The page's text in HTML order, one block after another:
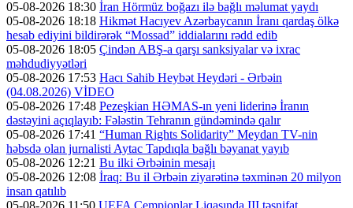
05-08-2026 18:30 İran Hörmüz boğazı ilə bağlı məlumat yaydı
05-08-2026 18:18 Hikmət Hacıyev Azərbaycanın İranı qardaş ölkə
hesab ediyini bildirərək “Mossad” iddialarını rədd edib
05-08-2026 18:05 Çindən ABŞ-a qarşı sanksiyalar və ixrac
məhdudiyyətləri
05-08-2026 17:53 Hacı Sahib Heybət Heydəri - Ərbəin
(04.08.2026) VİDEO
05-08-2026 17:48 Pezeşkian HƏMAS-ın yeni liderinə İranın
dəstəyini açıqlayıb: Fələstin Tehranın gündəmində qalır
05-08-2026 17:41 “Human Rights Solidarity” Meydan TV-nin
həbsdə olan jurnalisti Aytac Tapdıqla bağlı bəyanat yayıb
05-08-2026 12:21 Bu ilki Ərbəinin mesajı
05-08-2026 12:08 İraq: Bu il Ərbəin ziyarətinə təxminən 20 milyon
insan qatılıb